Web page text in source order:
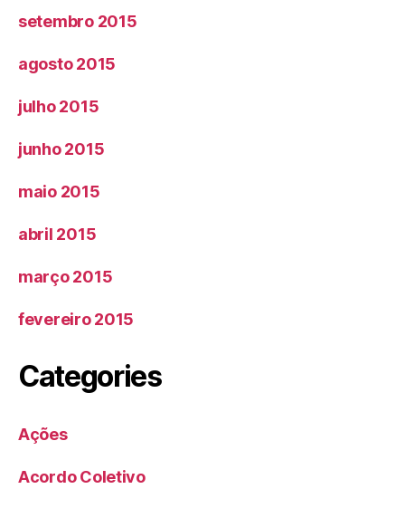
setembro 2015
agosto 2015
julho 2015
junho 2015
maio 2015
abril 2015
março 2015
fevereiro 2015
Categories
Ações
Acordo Coletivo